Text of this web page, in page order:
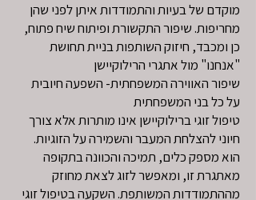
מוקדם של בעיות והתמודדות איתן לפני שהן
מחריפות. שיפור התקשורת ופיתוח שיח פתוח,
כן ומכבד, חיזוק השותפות בניית תחושת
"אנחנו" מול אתגרי הרילוקיישן
שיפור האווירה המשפחתית- השפעה חיובית
על כל בני המשפחתית
טיפול זוגי ברילוקיישן אינו מותרות אלא צורך
חיוני להצלחת המעבר והשמירה על הזוגיות.
הוא מספק כלים, תמיכה והכוונה בתקופה
מאתגרת זו, ומאפשר לזוג לצאת מחוזק
מההתמודדות המשותפת. השקעה בטיפול זוגי